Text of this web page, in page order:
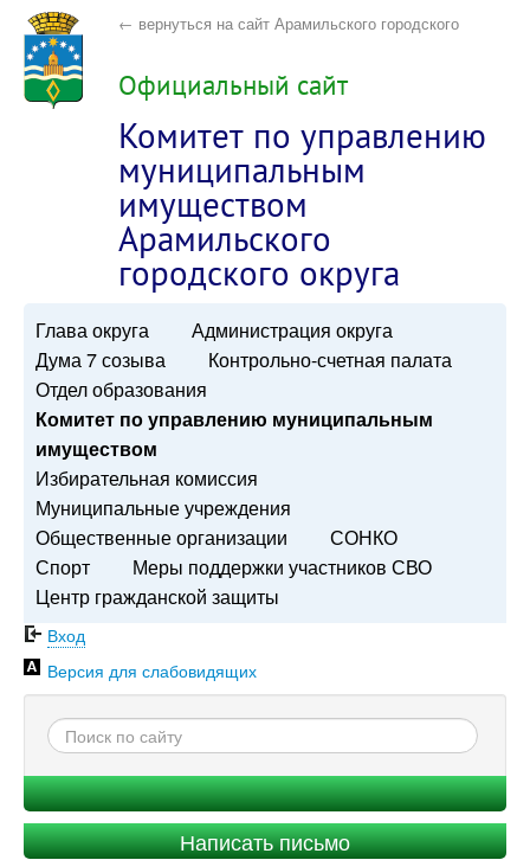
← вернуться на сайт Арамильского городского
округа
Официальный сайт
Комитет по управлению
муниципальным
имуществом
Арамильского
городского округа
Глава округа
Администрация округа
Дума 7 созыва
Контрольно-счетная палата
Отдел образования
Комитет по управлению муниципальным
имуществом
Избирательная комиссия
Муниципальные учреждения
Общественные организации
СОНКО
Спорт
Меры поддержки участников СВО
Центр гражданской защиты
Вход
Версия для слабовидящих
Написать письмо